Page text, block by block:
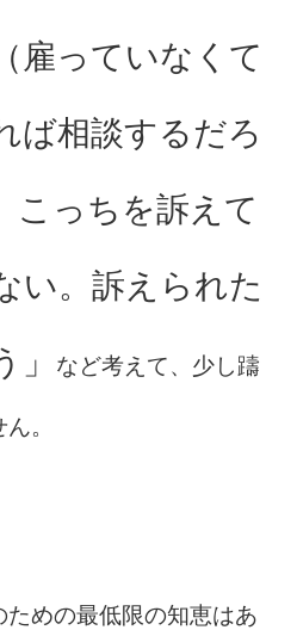
雇っていなくて
ば相談するだろ
こっちを訴えて
い。訴えられた
など考えて、少し躊
。
めの最低限の知恵はあ